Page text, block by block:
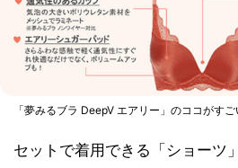
「夢みるブラ DeepV エアリー」のココがすご
セットで着用できる「ショーツ